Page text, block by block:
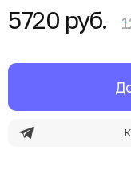
5720 руб.